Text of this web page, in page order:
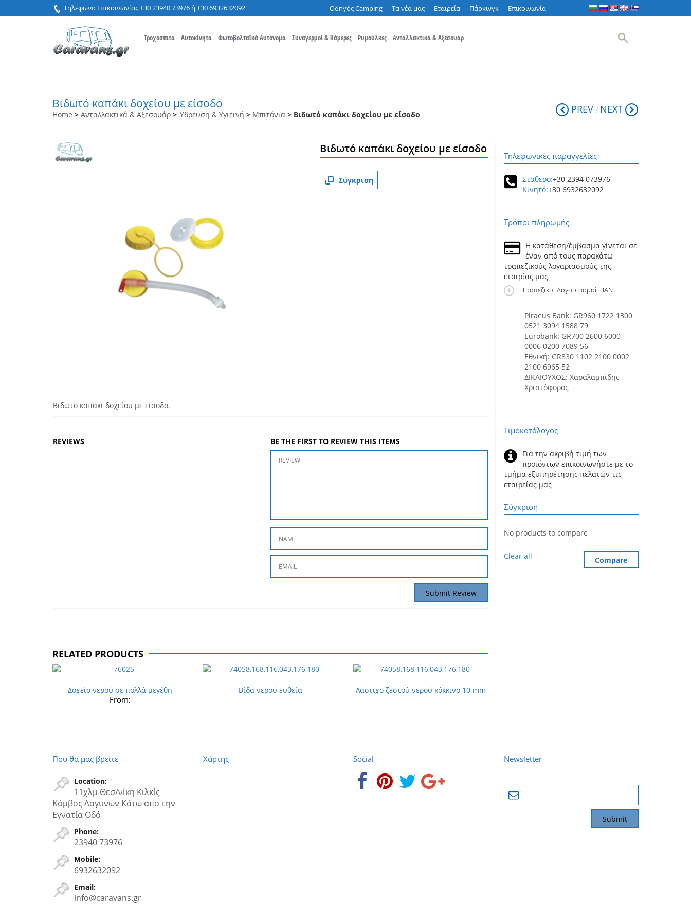
Τηλέφωνο Επικοινωνίας +30 23940 73976 ή +30 6932632092 Οδηγός Camping Τα νέα μας Εταιρεία Πάρκινγκ Επικοινωνία
Τροχόσπιτα Αυτοκίνητα Φωτοβολταϊκά Αυτόνομα Συναγερμοί & Κάμερες Ρυμούλκες Ανταλλακτικά & Αξεσουάρ
Βιδωτό καπάκι δοχείου με είσοδο
Home > Ανταλλακτικά & Αξεσουάρ >Ύδρευση & Υγιεινή > Μπιτόνια > Βιδωτό καπάκι δοχείου με είσοδο PREV / NEXT
Βιδωτό καπάκι δοχείου με είσοδο
Σύγκριση
Βιδωτό καπάκι δοχείου με είσοδο.
REVIEWS BE THE FIRST TO REVIEW THIS ITEMS
RELATED PRODUCTS
Δοχείο νερού σε πολλά μεγέθη
From:
Βίδα νερού ευθεία Λάστιχο ζεστού νερού κόκκινο 10 mm
Τηλεφωνικές παραγγελίες
Σταθερό:+30 2394 073976
Κινητό:+30 6932632092
Τρόποι πληρωμής
Η κατάθεση/έμβασμα γίνεται σε
έναν από τους παρακάτω
τραπεζικούς λογαριασμούς της
εταιρίας μας
Τραπεζικοί Λογαριασμοί IBAN
Piraeus Bank: GR960 1722 1300
0521 3094 1588 79
Eurobank: GR700 2600 6000
0006 0200 7089 56
Εθνική: GR830 1102 2100 0002
2100 6965 52
ΔΙΚΑΙΟΥΧΟΣ: Χαραλαμπίδης
Χριστόφορος
Τιμοκατάλογος
Για την ακριβή τιμή των
προϊόντων επικοινωνήστε με το
τμήμα εξυπηρέτησης πελατών τις
εταιρείας μας
Σύγκριση
No products to compare
Clear all Compare
Που θα μας βρείτε
Location:
11χλμ Θεσ/νίκη Κιλκίς
Κόμβος Λαγυνών Κάτω απο την
Εγνατία Oδό
Phone:
23940 73976
Mobile:
6932632092
Email:
info@caravans.gr
Χάρτης Social Newsletter